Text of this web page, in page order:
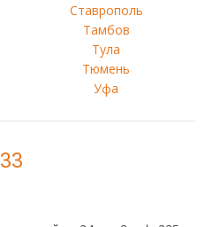
Ставрополь
Тамбов
Тула
Тюмень
Уфа